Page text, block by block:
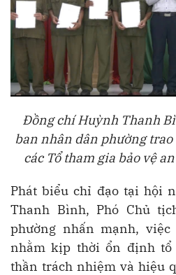
Đồng chí Huỳnh Thanh
ban nhân dân phường
các Tổ tham gia bảo vệ
Phát biểu chỉ đạo tại hội
Thanh Bình, Phó Chủ
phường nhấn mạnh,
nhằm kịp thời ổn định tổ
thần trách nhiệm và hiệu